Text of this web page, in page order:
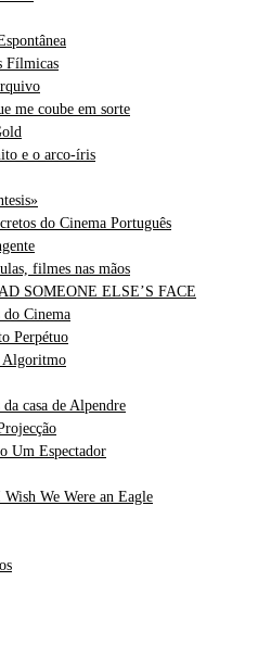
Fílmicas
me coube em sorte
e o arco-íris
do Cinema Português
filmes nas mãos
SOMEONE ELSE’S FACE
Cinema
Perpétuo
Algoritmo
da casa de Alpendre
Um Espectador
Wish We Were an Eagle